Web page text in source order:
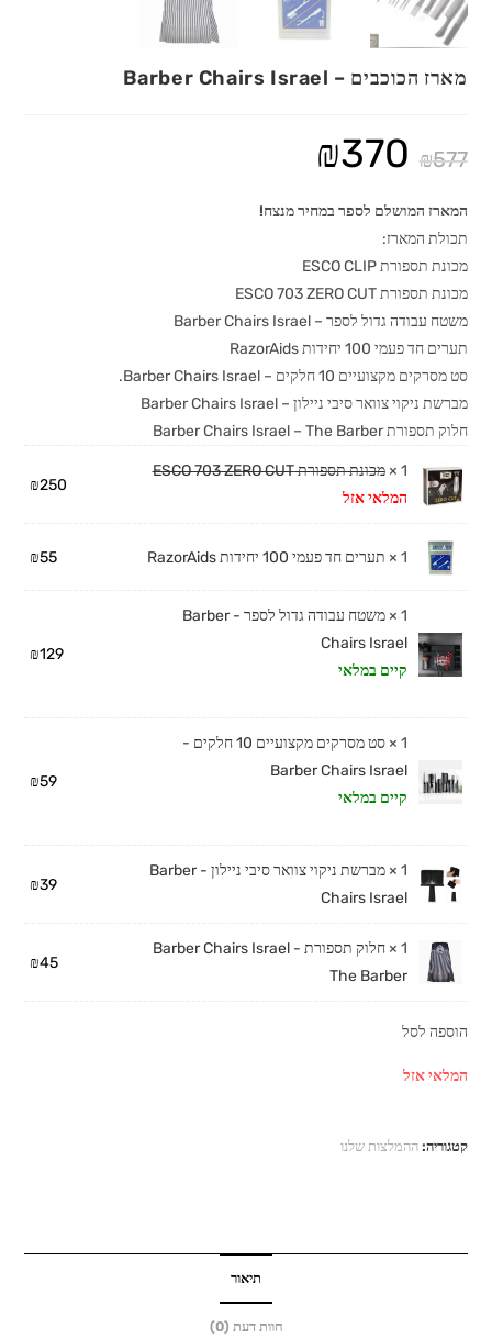
מארז הכוכבים – Barber Chairs Israel
₪577
המחיר
היה:
₪370
הוא:
המארז המושלם לספר במחיר מנצח!
תכולת המארז:
מכונת תספורת ESCO CLIP
מכונת תספורת ESCO 703 ZERO CUT
משטח עבודה גדול לספר – Barber Chairs Israel
תערים חד פעמי 100 יחידות RazorAids
סט מסרקים מקצועיים 10 חלקים – Barber Chairs Israel.
מברשת ניקוי צוואר סיבי ניילון – Barber Chairs Israel
חלוק תספורת Barber Chairs Israel – The Barber
1 ×
מכונת תספורת ESCO 703 ZERO CUT
המלאי אזל
₪250
1 × תערים חד פעמי 100 יחידות RazorAids ₪55
1 ×
משטח עבודה גדול לספר - Barber
Chairs Israel
קיים במלאי
₪129
1 ×
סט מסרקים מקצועיים 10 חלקים -
Barber Chairs Israel
קיים במלאי
₪59
1 ×
מברשת ניקוי צוואר סיבי ניילון - Barber
Chairs Israel
₪39
1 ×
חלוק תספורת Barber Chairs Israel -
The Barber
₪45
הוספה לסל
המלאי אזל
קטגוריה:ההמלצות שלנו
תיאור
חוות דעת (0)